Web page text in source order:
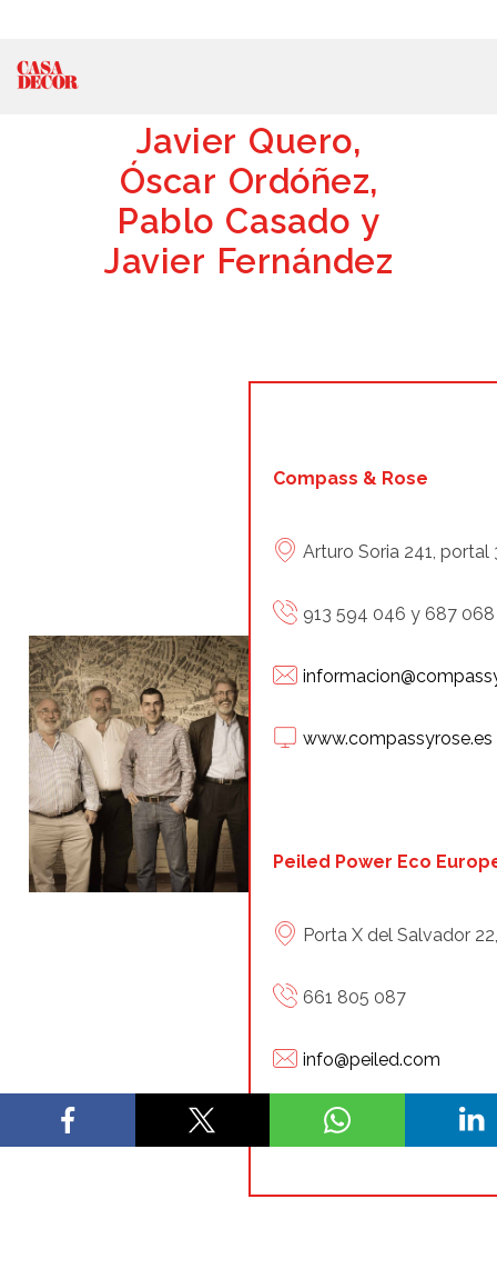
Javier Quero,
Óscar Ordóñez,
Pablo Casado y
Javier Fernández
Compass & Rose
Arturo Soria 241, portal
913 594 046 y 687
www.compassyrose.es
Peiled Power Eco
Porta X del Salvador
661 805 087
info@peiled.com
www.peiled.com